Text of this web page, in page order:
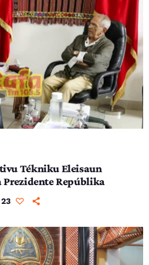
Tékniku Eleisaun
Prezidente Repúblika
23